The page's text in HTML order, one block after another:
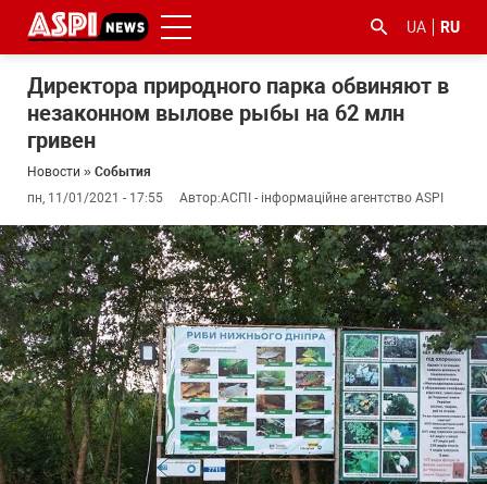
UA RU
Директора природного парка обвиняют в
незаконном вылове рыбы на 62 млн
гривен
Новости » События
пн, 11/01/2021 - 17:55
Автор:АСПІ - інформаційне агентство ASPI
#ООС
#боротьба
з
корупцією
#гфс #Киев #коронавірус